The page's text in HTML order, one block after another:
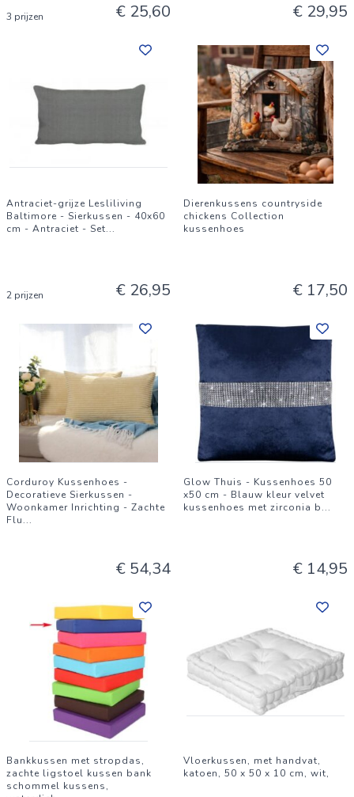
3 prijzen € 25,60 € 29,95
Antraciet-grijze Lesliliving
Baltimore - Sierkussen - 40x60
cm - Antraciet - Set...
2 prijzen € 26,95
Dierenkussens countryside
chickens Collection
kussenhoes
€ 17,50
Corduroy Kussenhoes -
Decoratieve Sierkussen -
Woonkamer Inrichting - Zachte
Flu...
€ 54,34
Glow Thuis - Kussenhoes 50
x50 cm - Blauw kleur velvet
kussenhoes met zirconia b...
€ 14,95
Bankkussen met stropdas,
zachte ligstoel kussen bank
schommel kussens,
Vloerkussen, met handvat,
katoen, 50 x 50 x 10 cm, wit,